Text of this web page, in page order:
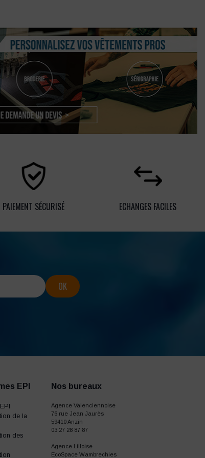
PAIEMENT SÉCURISÉ ECHANGES FACILES
EPI
de la
des
Nos bureaux
Agence Valenciennoise
76 rue Jean Jaurès
59410 Anzin
03 27 28 87 87
Agence Lilloise
EcoSpace Wambrechies